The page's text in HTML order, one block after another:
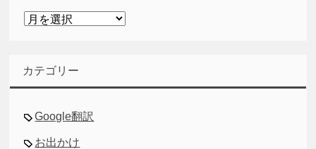
ア
ブ
カテゴリー
Google翻訳
お出かけ